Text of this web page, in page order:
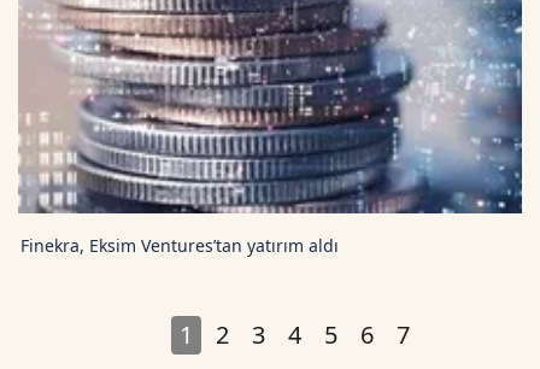
Finekra, Eksim Ventures’tan yatırım aldı
1 2 3 4 5 6 7